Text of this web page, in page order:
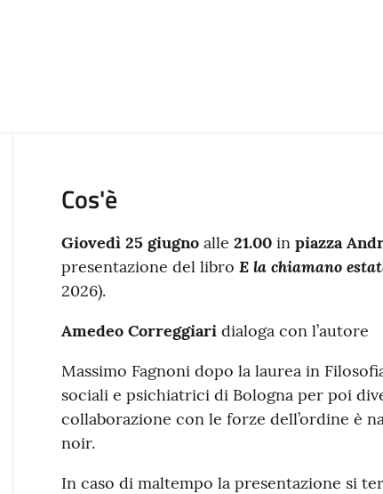
Cos'è
Giovedì 25 giugno alle 21.00 in piazza
presentazione del libro E la chiamano
2026).
Amedeo Correggiari dialoga con l’autore
Massimo Fagnoni dopo la laurea in
sociali e psichiatrici di Bologna per poi
collaborazione con le forze dell’ordine è
noir.
In caso di maltempo la presentazione si